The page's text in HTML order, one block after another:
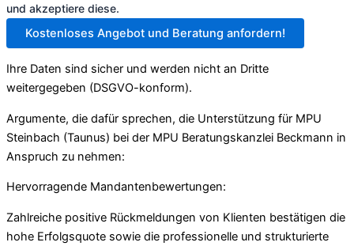
und akzeptiere diese.
Kostenloses Angebot und Beratung anfordern!
Ihre Daten sind sicher und werden nicht an Dritte
weitergegeben (DSGVO-konform).
Argumente, die dafür sprechen, die Unterstützung für MPU
Steinbach (Taunus) bei der MPU Beratungskanzlei Beckmann in
Anspruch zu nehmen:
Hervorragende Mandantenbewertungen:
Zahlreiche positive Rückmeldungen von Klienten bestätigen die
hohe Erfolgsquote sowie die professionelle und strukturierte